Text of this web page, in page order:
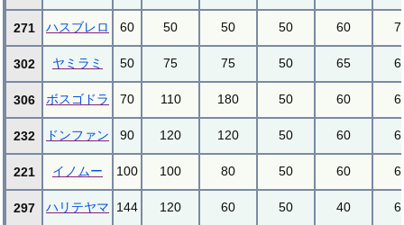
271 ハスブレロ 60 50 50 50 60
302 ヤミラミ 50 75 75 50 65
306 ボスゴドラ 70 110 180 50 60
232 ドンファン 90 120 120 50 60
221 イノムー 100 100 80 50 60
297 ハリテヤマ 144 120 60 50 40